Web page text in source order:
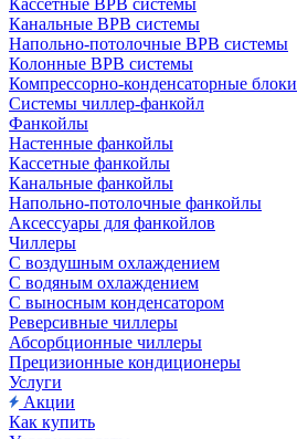
Кассетные ВРВ системы
Канальные ВРВ системы
Напольно-потолочные ВРВ системы
Колонные ВРВ системы
Компрессорно-конденсаторные блоки
Системы чиллер-фанкойл
Фанкойлы
Настенные фанкойлы
Кассетные фанкойлы
Канальные фанкойлы
Напольно-потолочные фанкойлы
Аксессуары для фанкойлов
Чиллеры
С воздушным охлаждением
С водяным охлаждением
С выносным конденсатором
Реверсивные чиллеры
Абсорбционные чиллеры
Прецизионные кондиционеры
Услуги
Акции
Как купить